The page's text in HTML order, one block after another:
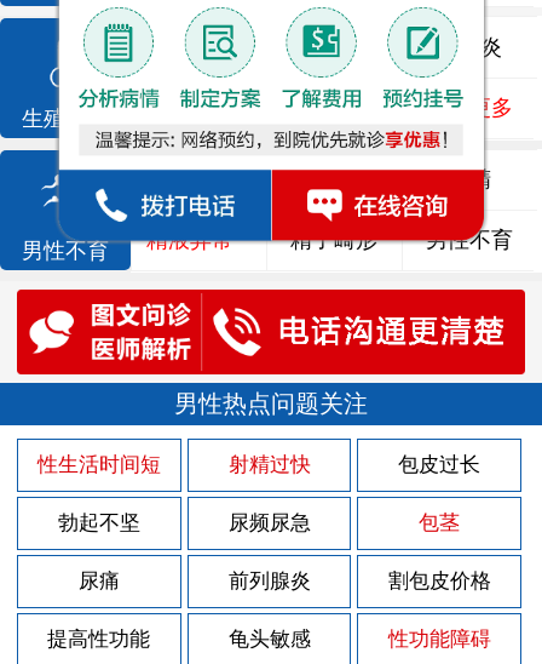
生殖感染
龟头炎 睾丸炎 尿道炎
尿相关 泌尿感染 了解更多
男性不育
死精 少精 弱精
精液异常 精子畸形 男性不育
男性热点问题关注
性生活时间短 射精过快 包皮过长
勃起不坚 尿频尿急 包茎
尿痛 前列腺炎 割包皮价格
提高性功能 龟头敏感 性功能障碍